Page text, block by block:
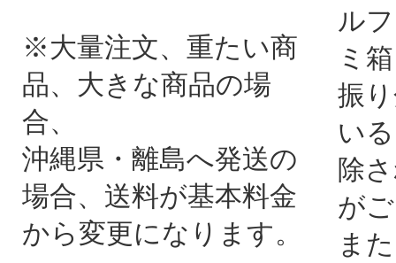
※大量注文、重たい商
品、大きな商品の場
合、
沖縄県・離島へ発送の
場合、送料が基本料金
から変更になります。
ル
ミ
振
い
除
が
ま